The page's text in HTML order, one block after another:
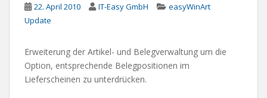
22. April 2010 IT-Easy GmbH
easyWinArt
Update
Erweiterung der Artikel- und Belegverwaltung um die
Option, entsprechende Belegpositionen im
Lieferscheinen zu unterdrücken.